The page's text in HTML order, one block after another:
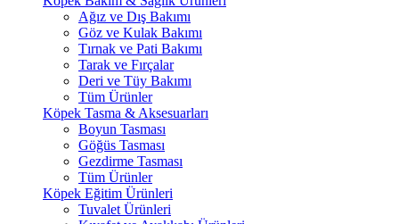
Ağız ve Dış Bakımı
Göz ve Kulak Bakımı
Tırnak ve Pati Bakımı
Tarak ve Fırçalar
Deri ve Tüy Bakımı
Tüm Ürünler
Köpek Tasma & Aksesuarları
Boyun Tasması
Göğüs Tasması
Gezdirme Tasması
Tüm Ürünler
Köpek Eğitim Ürünleri
Tuvalet Ürünleri